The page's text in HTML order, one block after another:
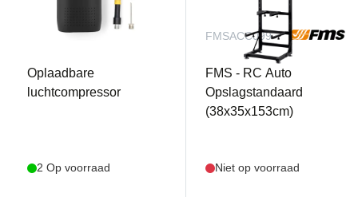
AERO8090
Oplaadbare
luchtcompressor
2 Op voorraad
FMSACC099
FMS - RC Auto
Opslagstandaard
(38x35x153cm)
Niet op voorraad